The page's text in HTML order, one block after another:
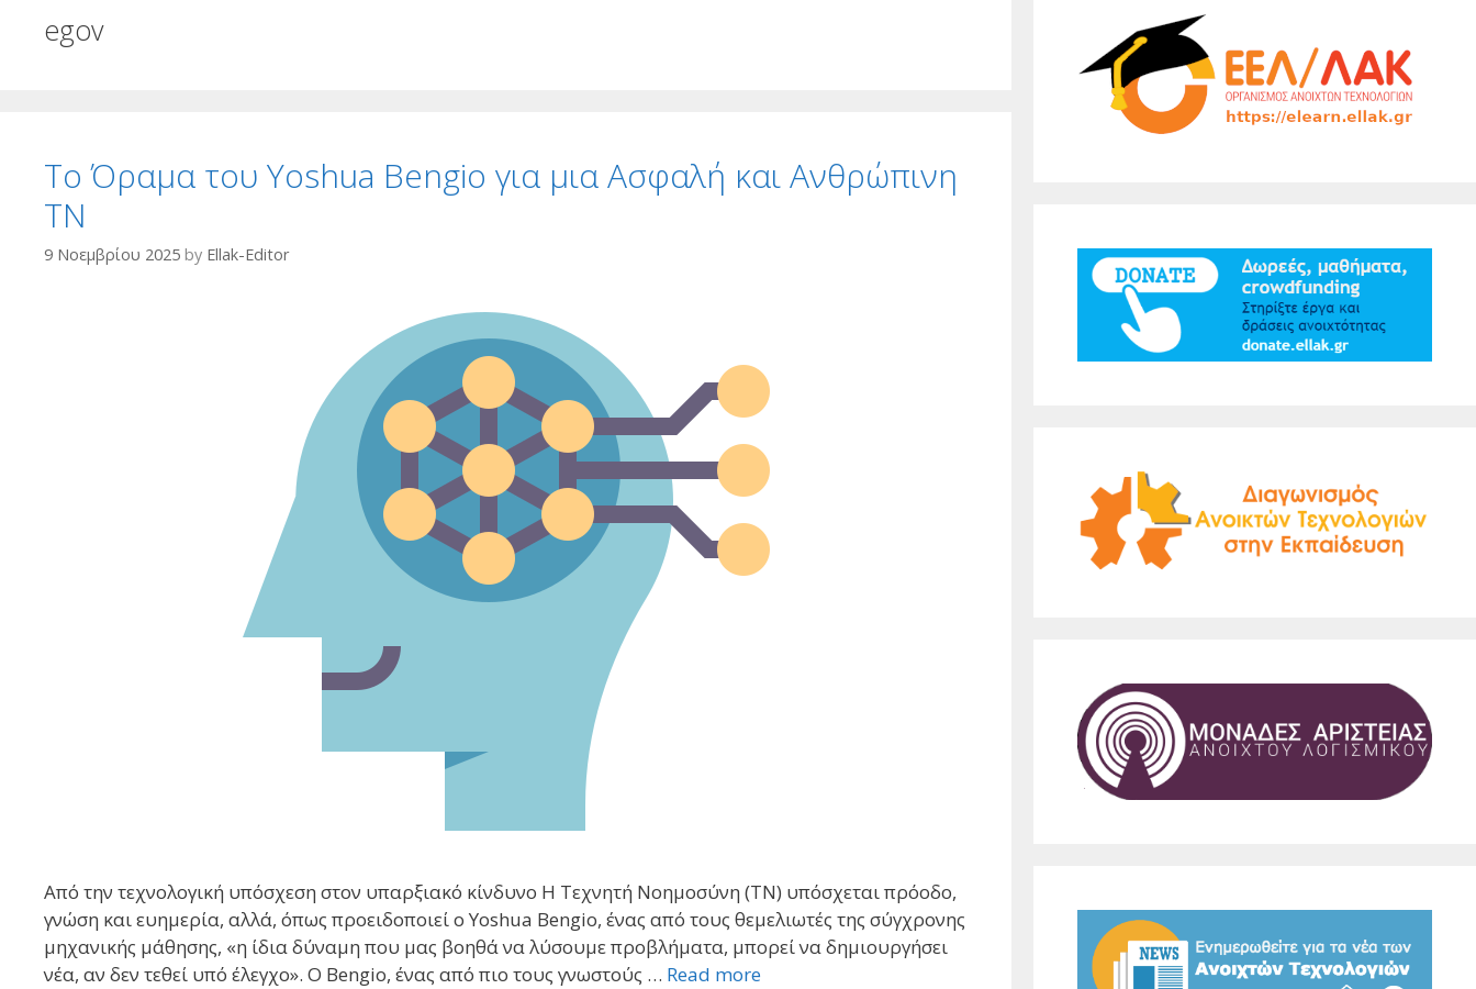
egov
Το Όραμα του Yoshua Bengio για μια Ασφαλή και Ανθρώπινη
ΤΝ
9 Νοεμβρίου 2025 by Ellak-Editor
Από την τεχνολογική υπόσχεση στον υπαρξιακό κίνδυνο Η Τεχνητή Νοημοσύνη (ΤΝ) υπόσχεται πρόοδο,
γνώση και ευημερία, αλλά, όπως προειδοποιεί ο Yoshua Bengio, ένας από τους θεμελιωτές της σύγχρονης
μηχανικής μάθησης, «η ίδια δύναμη που μας βοηθά να λύσουμε προβλήματα, μπορεί να δημιουργήσει
νέα, αν δεν τεθεί υπό έλεγχο». Ο Bengio, ένας από πιο τους γνωστούς … Read more